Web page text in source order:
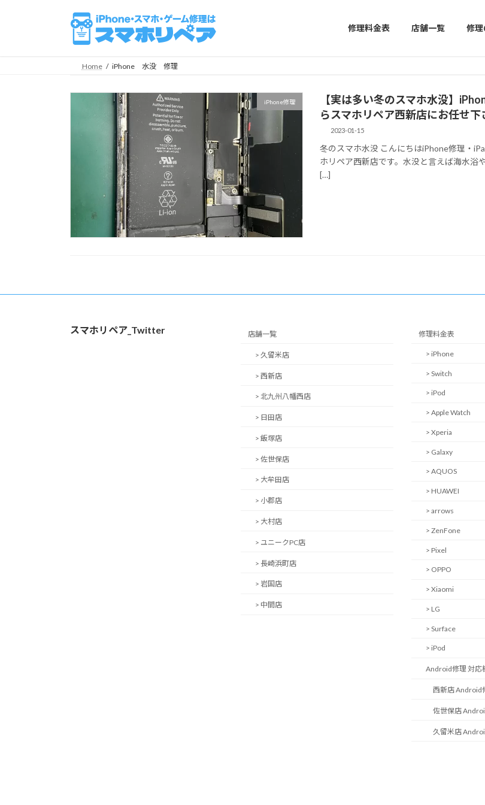
修理料金表 店舗一覧 修
Home iPhone 水没 修理
iPhone修理
【実は多い冬のスマホ水没】
らスマホリペア西新店にお任せ
2023-01-15
冬のスマホ水没 こんにちはiPhone修理・
ホリペア西新店です。水没と言えば海水浴
[…]
スマホリペア_Twitter 店舗一覧
> 久留米店
> 西新店
> 北九州八幡西店
> 日田店
> 飯塚店
> 佐世保店
> 大牟田店
> 小郡店
> 大村店
> ユニークPC店
> 長崎浜町店
> 岩国店
> 中間店
修理料金表
> iPhone
> Switch
> iPod
> Apple Watch
> Xperia
> Galaxy
> AQUOS
> HUAWEI
> arrows
> ZenFone
> Pixel
> OPPO
> Xiaomi
> LG
> Surface
> iPod
Android修理 対応
西新店 Android
佐世保店
久留米店